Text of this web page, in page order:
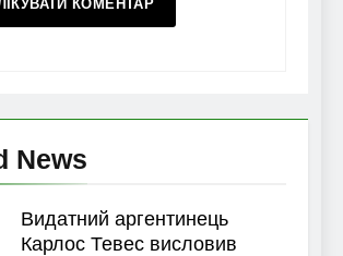
News
Видатний аргентинець
Карлос Тевес висловив